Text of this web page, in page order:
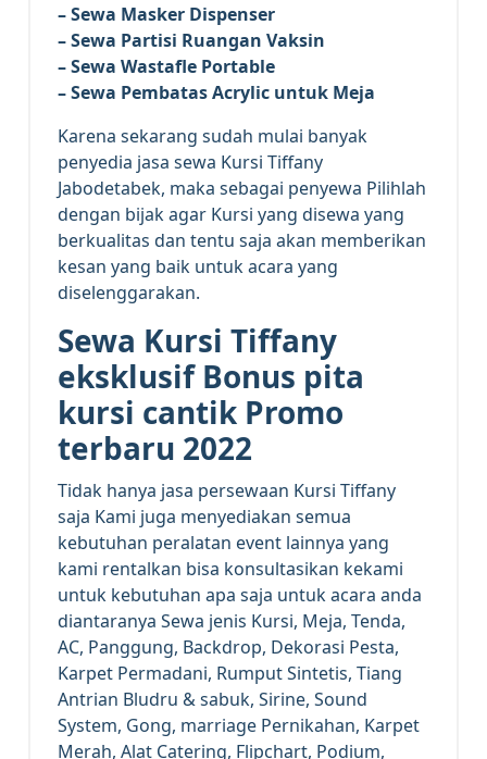
– Sewa Masker Dispenser
– Sewa Partisi Ruangan Vaksin
– Sewa Wastafle Portable
– Sewa Pembatas Acrylic untuk Meja
Karena sekarang sudah mulai banyak
penyedia jasa sewa Kursi Tiffany
Jabodetabek, maka sebagai penyewa Pilihlah
dengan bijak agar Kursi yang disewa yang
berkualitas dan tentu saja akan memberikan
kesan yang baik untuk acara yang
diselenggarakan.
Sewa Kursi Tiffany
eksklusif Bonus pita
kursi cantik Promo
terbaru 2022
Tidak hanya jasa persewaan Kursi Tiffany
saja Kami juga menyediakan semua
kebutuhan peralatan event lainnya yang
kami rentalkan bisa konsultasikan kekami
untuk kebutuhan apa saja untuk acara anda
diantaranya Sewa jenis Kursi, Meja, Tenda,
AC, Panggung, Backdrop, Dekorasi Pesta,
Karpet Permadani, Rumput Sintetis, Tiang
Antrian Bludru & sabuk, Sirine, Sound
System, Gong, marriage Pernikahan, Karpet
Merah, Alat Catering, Flipchart, Podium,